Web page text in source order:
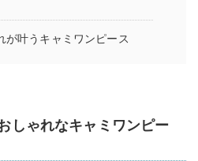
が叶うキャミワンピース
しゃれなキャミワンピー